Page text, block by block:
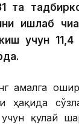
та
ишлаб
учун
амалга
ҳақида
қулай